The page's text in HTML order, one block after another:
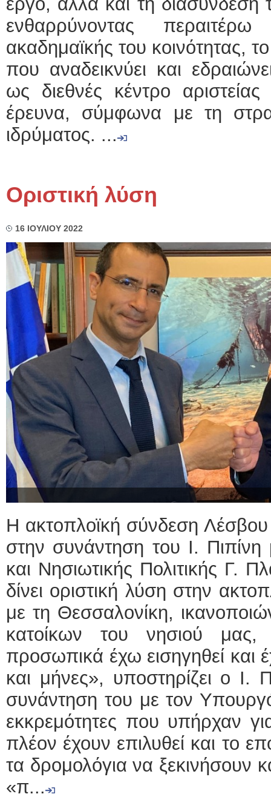
ενθαρρύνοντας
ακαδημαϊκής του κοινότητας,
που αναδεικνύει και
ως διεθνές κέντρο
έρευνα, σύμφωνα με τη
ιδρύματος. ...
Οριστική λύση
16 ΙΟΥΛΙΟΥ 2022
Η ακτοπλοϊκή σύνδεση
στην συνάντηση του Ι.
και Νησιωτικής Πολιτικής
δίνει οριστική λύση στην
με τη Θεσσαλονίκη,
κατοίκων του νησιού
προσωπικά έχω εισηγηθεί και
και μήνες», υποστηρίζει ο Ι.
συνάντηση του με τον Υπουργό
εκκρεμότητες που υπήρχαν
πλέον έχουν επιλυθεί και το
τα δρομολόγια να ξεκινήσουν
«π...